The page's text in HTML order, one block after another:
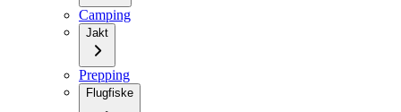
Camping
Jakt
Prepping
Flugfiske